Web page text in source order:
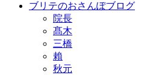
ブリテのおさんぽブログ
院長
髙木
三橋
賴
秋元